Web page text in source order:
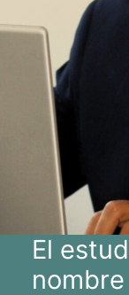
El
nombre